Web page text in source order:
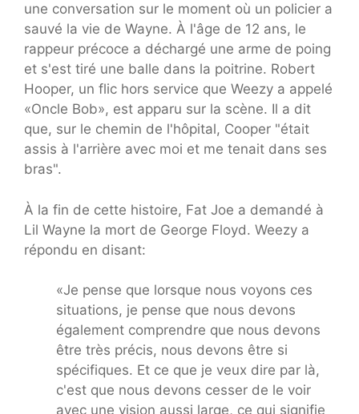
une conversation sur le moment où un policier a
sauvé la vie de Wayne. À l'âge de 12 ans, le
rappeur précoce a déchargé une arme de poing
et s'est tiré une balle dans la poitrine. Robert
Hooper, un flic hors service que Weezy a appelé
«Oncle Bob», est apparu sur la scène. Il a dit
que, sur le chemin de l'hôpital, Cooper "était
assis à l'arrière avec moi et me tenait dans ses
bras".
À la fin de cette histoire, Fat Joe a demandé à
Lil Wayne la mort de George Floyd. Weezy a
répondu en disant:
«Je pense que lorsque nous voyons ces
situations, je pense que nous devons
également comprendre que nous devons
être très précis, nous devons être si
spécifiques. Et ce que je veux dire par là,
c'est que nous devons cesser de le voir
avec une vision aussi large, ce qui signifie